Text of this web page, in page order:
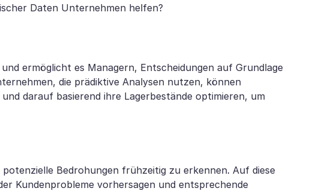
Daten Unternehmen helfen?
ermöglicht es Managern, Entscheidungen auf Grundlage
die prädiktive Analysen nutzen, können
darauf basierend ihre Lagerbestände optimieren, um
Bedrohungen frühzeitig zu erkennen. Auf diese
Kundenprobleme vorhersagen und entsprechende